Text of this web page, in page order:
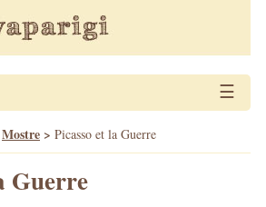
☰
Mostre > Picasso et la Guerre
Guerre